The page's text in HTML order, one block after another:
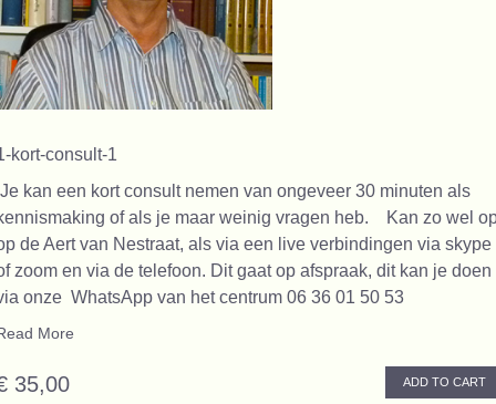
kort-consult-1
kan een kort consult nemen van ongeveer 30 minuten als
of als je maar weinig vragen heb. Kan zo wel
de Aert van Nestraat, als via een live verbindingen via skype
zoom en via de telefoon. Dit gaat op afspraak, dit kan je doen
onze WhatsApp van het centrum 06 36 01 50 53
More
35,00 ADD TO CART